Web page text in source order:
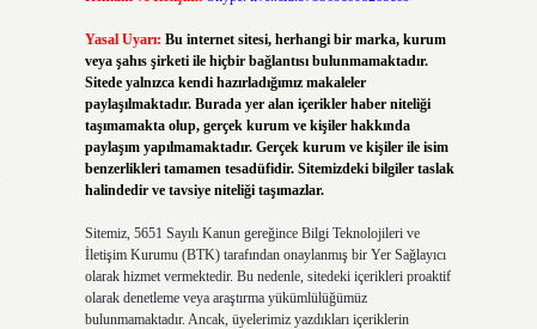
Yasal Uyarı: Bu internet sitesi, herhangi bir marka, kurum
veya şahıs şirketi ile hiçbir bağlantısı bulunmamaktadır.
Sitede yalnızca kendi hazırladığımız makaleler
paylaşılmaktadır. Burada yer alan içerikler haber niteliği
taşımamakta olup, gerçek kurum ve kişiler hakkında
paylaşım yapılmamaktadır. Gerçek kurum ve kişiler ile isim
benzerlikleri tamamen tesadüfidir. Sitemizdeki bilgiler taslak
halindedir ve tavsiye niteliği taşımazlar.
Sitemiz, 5651 Sayılı Kanun gereğince Bilgi Teknolojileri ve
İletişim Kurumu (BTK) tarafından onaylanmış bir Yer Sağlayıcı
olarak hizmet vermektedir. Bu nedenle, sitedeki içerikleri proaktif
olarak denetleme veya araştırma yükümlülüğümüz
bulunmamaktadır. Ancak, üyelerimiz yazdıkları içeriklerin